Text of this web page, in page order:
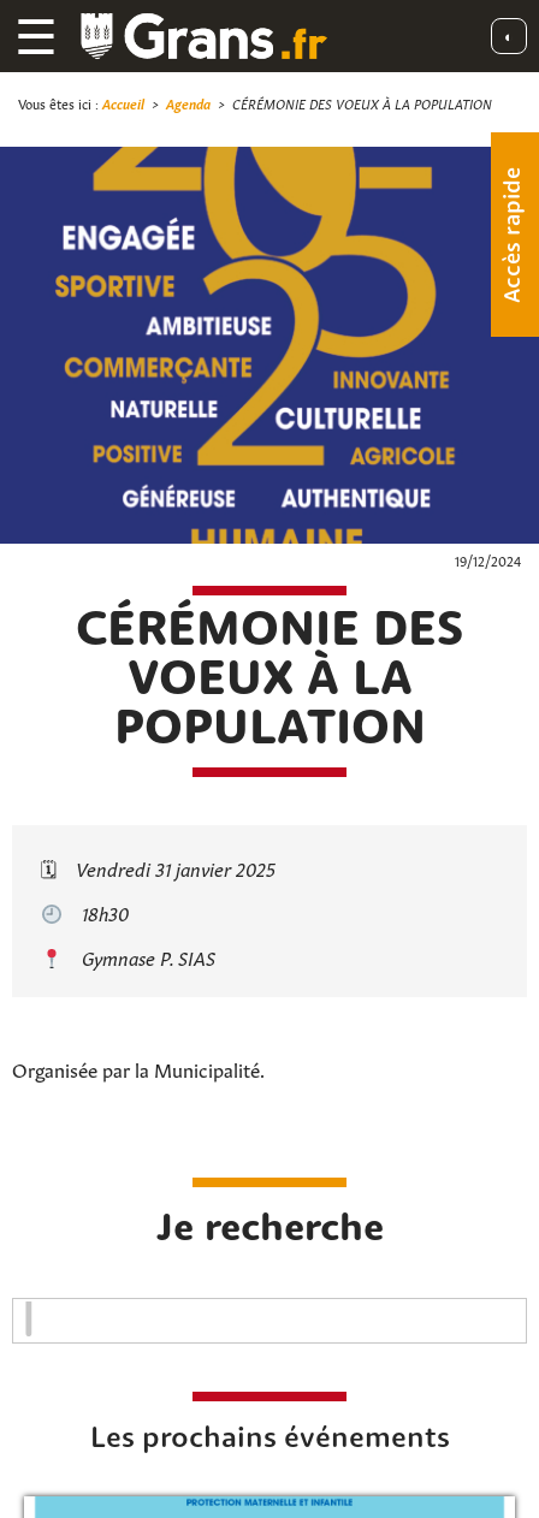
☰ ◐
Accès rapide
Vous êtes ici : Accueil> Agenda > CÉRÉMONIE DES VOEUX À LA POPULATION
19/12/2024
CÉRÉMONIE DES
VOEUX À LA
POPULATION
🗓
Vendredi 31 janvier 2025
18h30
Gymnase P. SIAS
Organisée par la Municipalité.
Je recherche
Les prochains événements